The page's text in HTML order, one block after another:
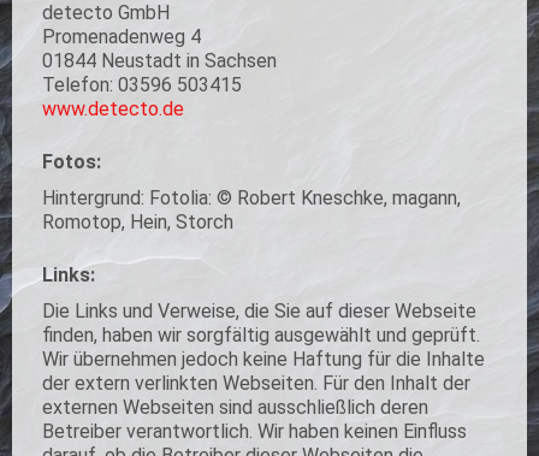
detecto GmbH
Promenadenweg 4
01844 Neustadt in Sachsen
Telefon: 03596 503415
www.detecto.de
Fotos:
Hintergrund: Fotolia: © Robert Kneschke, magann,
Romotop, Hein, Storch
Links:
Die Links und Verweise, die Sie auf dieser Webseite
finden, haben wir sorgfältig ausgewählt und geprüft.
Wir übernehmen jedoch keine Haftung für die Inhalte
der extern verlinkten Webseiten. Für den Inhalt der
externen Webseiten sind ausschließlich deren
Betreiber verantwortlich. Wir haben keinen Einfluss